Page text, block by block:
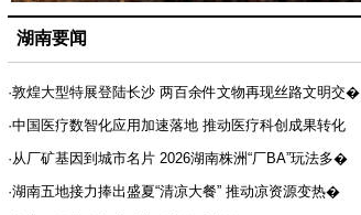
湖南要闻
·敦煌大型特展登陆长沙 两百余件文物再现丝路文明交�
·中国医疗数智化应用加速落地 推动医疗科创成果转化
·从厂矿基因到城市名片 2026湖南株洲“厂BA”玩法多�
·湖南五地接力捧出盛夏“清凉大餐” 推动凉资源变热�